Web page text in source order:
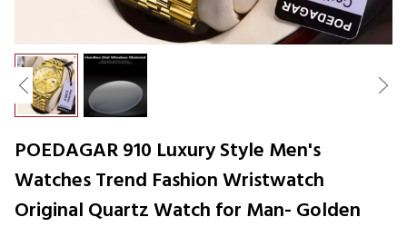
POEDAGAR 910 Luxury Style Men's
Watches Trend Fashion Wristwatch
Original Quartz Watch for Man- Golden